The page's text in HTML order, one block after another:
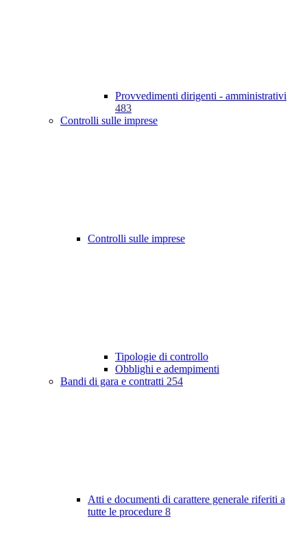
Provvedimenti dirigenti - amministrativi
483
Controlli sulle imprese
Controlli sulle imprese
Tipologie di controllo
Obblighi e adempimenti
Bandi di gara e contratti 254
Atti e documenti di carattere generale riferiti a
tutte le procedure 8